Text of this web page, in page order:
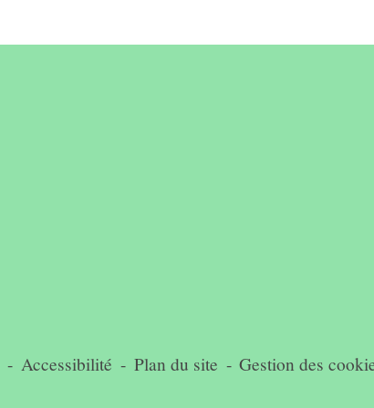
- Accessibilité - Plan du site - Gestion des